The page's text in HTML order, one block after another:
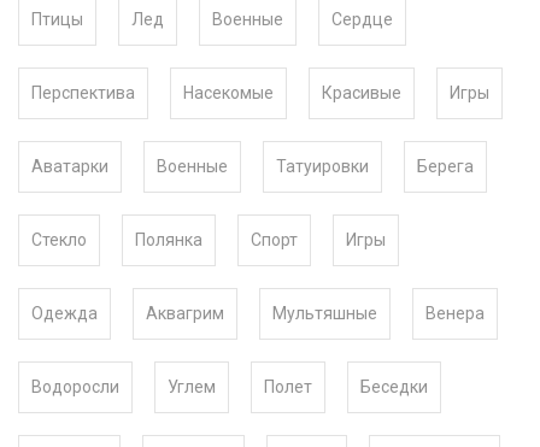
Птицы Лед Военные Сердце
Перспектива Насекомые Красивые Игры
Аватарки Военные Татуировки Берега
Стекло Полянка Спорт Игры
Одежда Аквагрим Мультяшные Венера
Водоросли Углем Полет Беседки